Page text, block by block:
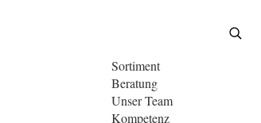
Sortiment
Beratung
Unser Team
Kompetenz